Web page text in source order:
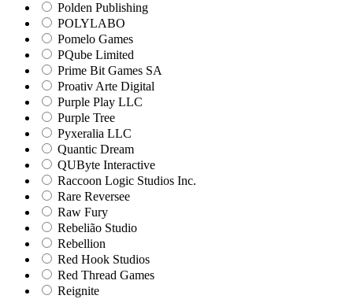
Polden Publishing
POLYLABO
Pomelo Games
PQube Limited
Prime Bit Games SA
Proativ Arte Digital
Purple Play LLC
Purple Tree
Pyxeralia LLC
Quantic Dream
QUByte Interactive
Raccoon Logic Studios Inc.
Rare Reversee
Raw Fury
Rebelião Studio
Rebellion
Red Hook Studios
Red Thread Games
Reignite